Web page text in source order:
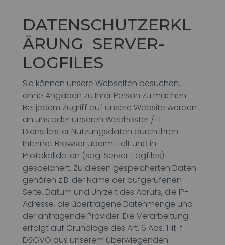
DATENSCHUTZERKL
ÄRUNG SERVER-
LOGFILES
Sie können unsere Webseiten besuchen,
ohne Angaben zu Ihrer Person zu machen.
Bei jedem Zugriff auf unsere Website werden
an uns oder unseren Webhoster / IT-
Dienstleister Nutzungsdaten durch Ihren
Internet Browser übermittelt und in
Protokolldaten (sog. Server-Logfiles)
gespeichert. Zu diesen gespeicherten Daten
gehören z.B. der Name der aufgerufenen
Seite, Datum und Uhrzeit des Abrufs, die IP-
Adresse, die übertragene Datenmenge und
der anfragende Provider. Die Verarbeitung
erfolgt auf Grundlage des Art. 6 Abs. 1 lit. f
DSGVO aus unserem überwiegenden